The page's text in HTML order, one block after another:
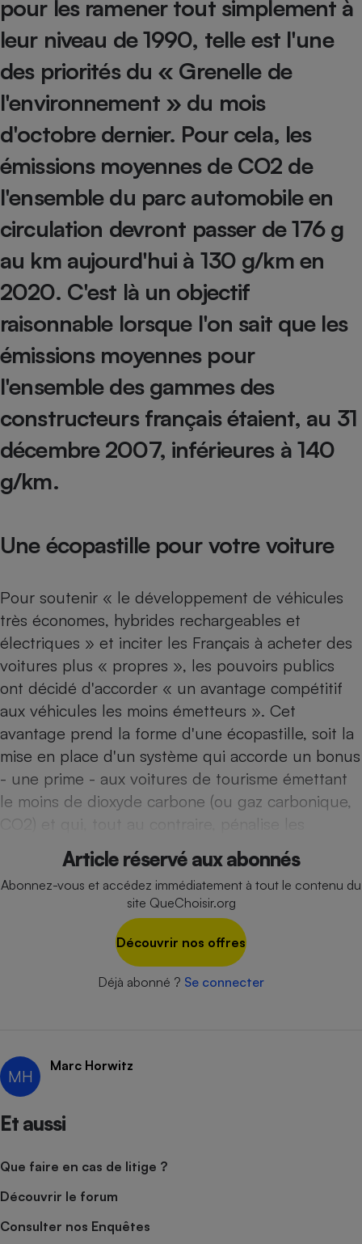
pour les ramener tout simplement à
leur niveau de 1990, telle est l'une
des priorités du « Grenelle de
l'environnement » du mois
d'octobre dernier. Pour cela, les
émissions moyennes de CO2 de
l'ensemble du parc automobile en
circulation devront passer de 176 g
au km aujourd'hui à 130 g/km en
2020. C'est là un objectif
raisonnable lorsque l'on sait que les
émissions moyennes pour
l'ensemble des gammes des
constructeurs français étaient, au 31
décembre 2007, inférieures à 140
g/km.
Une écopastille pour votre voiture
Pour soutenir « le développement de véhicules
très économes, hybrides rechargeables et
électriques » et inciter les Français à acheter des
voitures plus « propres », les pouvoirs publics
ont décidé d'accorder « un avantage compétitif
aux véhicules les moins émetteurs ». Cet
avantage prend la forme d'une écopastille, soit la
mise en place d'un système qui accorde un bonus
- une prime - aux voitures de tourisme émettant
le moins de dioxyde carbone (ou gaz carbonique,
CO2) et qui, tout au contraire, pénalise les
Article réservé aux abonnés
Abonnez-vous et accédez immédiatement à tout le contenu du
site QueChoisir.org
Découvrir nos offres
Déjà abonné ? Se connecter
MH
Marc Horwitz
Et aussi
Que faire en cas de litige ?
Découvrir le forum
Consulter nos Enquêtes
Complément
alimentaire
bouteille
Assurance emprunteur
Petit électroménager -
Lave-linge
Plaque de cuisson à
induction
Ventilateur
Cafetière à expressos
Robot ménager
Téléviseur
Smartphone
Antivirus
Matelas
Radiateur électrique
Mutuelle
Antimoustique